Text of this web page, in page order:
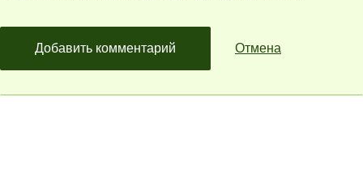
Добавить комментарий Отмена